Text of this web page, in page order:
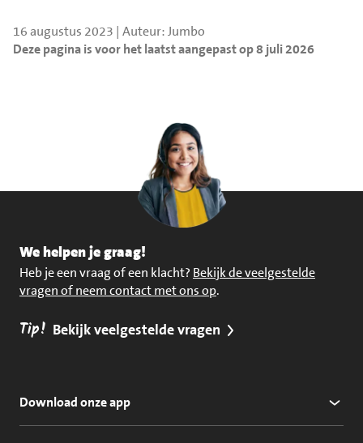
16 augustus 2023 | Auteur: Jumbo
Deze pagina is voor het laatst aangepast op 8 juli 2026
We helpen je graag!
Heb je een vraag of een klacht? Bekijk de veelgestelde
vragen of neem contact met ons op.
Tip! Bekijk veelgestelde vragen
Download onze app